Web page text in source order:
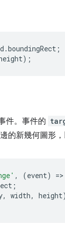
.boundingRect ;
);
件。事件的
的新幾何圖形
, (event) =>
;
, width, height